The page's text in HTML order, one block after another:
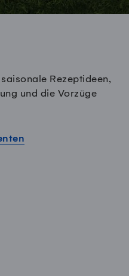
Rezeptideen,
und die Vorzüge